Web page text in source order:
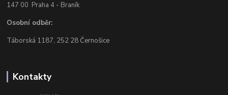
147 00 Praha 4 - Braník
Osobní odběr:
Táborská 1187, 252 28 Černošice
Kontakty